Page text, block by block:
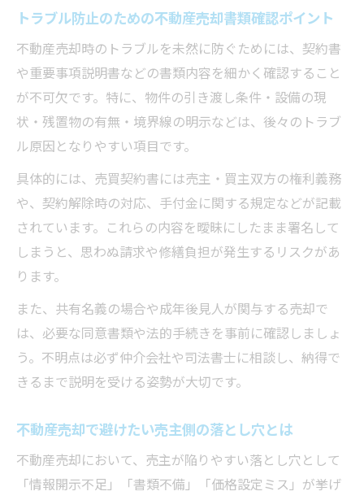
トラブル防止のための不動産売却書類確認ポイント
不動産売却時のトラブルを未然に防ぐためには、契約書
や重要事項説明書などの書類内容を細かく確認すること
が不可欠です。特に、物件の引き渡し条件・設備の現
状・残置物の有無・境界線の明示などは、後々のトラブ
ル原因となりやすい項目です。
具体的には、売買契約書には売主・買主双方の権利義務
や、契約解除時の対応、手付金に関する規定などが記載
されています。これらの内容を曖昧にしたまま署名して
しまうと、思わぬ請求や修繕負担が発生するリスクがあ
ります。
また、共有名義の場合や成年後見人が関与する売却で
は、必要な同意書類や法的手続きを事前に確認しましょ
う。不明点は必ず仲介会社や司法書士に相談し、納得で
きるまで説明を受ける姿勢が大切です。
不動産売却で避けたい売主側の落とし穴とは
不動産売却において、売主が陥りやすい落とし穴として
「情報開示不足」「書類不備」「価格設定ミス」が挙げ